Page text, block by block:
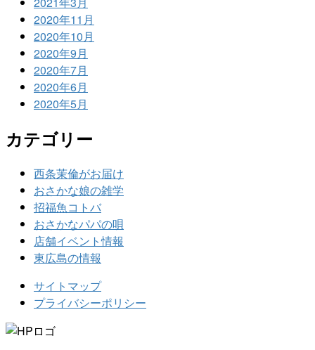
2020年11月
2020年10月
2020年9月
2020年7月
2020年6月
2020年5月
カテゴリー
西条茉倫がお届け
おさかな娘の雑学
招福魚コトバ
おさかなパパの唄
店舗イベント情報
東広島の情報
サイトマップ
プライバシーポリシー